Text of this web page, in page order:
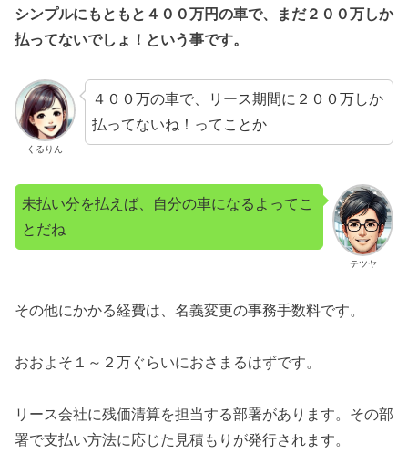
シンプルにもともと４００万円の車で、まだ２００万しか
払ってないでしょ！という事です。
くるりん
４００万の車で、リース期間に２００万しか
払ってないね！ってことか
テツヤ
未払い分を払えば、自分の車になるよってこ
とだね
その他にかかる経費は、名義変更の事務手数料です。
おおよそ１～２万ぐらいにおさまるはずです。
リース会社に残価清算を担当する部署があります。その部
署で支払い方法に応じた見積もりが発行されます。